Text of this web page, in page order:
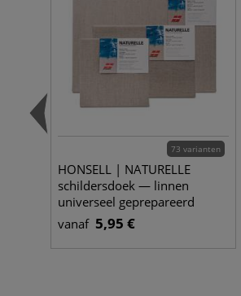
73 varianten
HONSELL | NATURELLE
schildersdoek — linnen
universeel geprepareerd
vanaf 5,95 €